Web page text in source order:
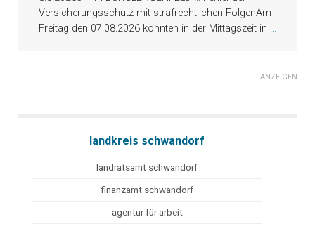
Versicherungsschutz mit strafrechtlichen FolgenAm
Freitag den 07.08.2026 konnten in der Mittagszeit in ...
ANZEIGEN
landkreis schwandorf
landratsamt schwandorf
finanzamt schwandorf
agentur für arbeit